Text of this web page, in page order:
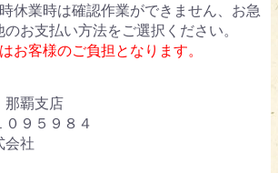
休業時は確認作業ができません、お急
お支払い方法をご選択ください。
お客様のご負担となります。
覇支店
９５９８４
会社